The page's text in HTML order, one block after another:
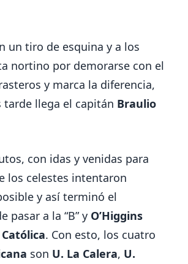
un tiro de esquina y a los
nortino por demorarse con el
y marca la diferencia,
llega el capitán Braulio
con idas y venidas para
los celestes intentaron
y así terminó el
pasar a la “B” y O’Higgins
. Con esto, los cuatro
son U. La Calera, U.